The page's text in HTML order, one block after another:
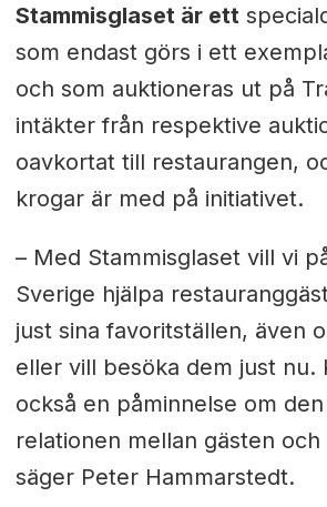
Stammisglaset är ett
som endast görs i ett
och som auktioneras ut på
intäkter från respektive
oavkortat till restaurangen,
krogar är med på initiativet.
– Med Stammisglaset vill vi
Sverige hjälpa
just sina favoritställen, även
eller vill besöka dem just nu.
också en påminnelse om
relationen mellan gästen
säger Peter Hammarstedt.